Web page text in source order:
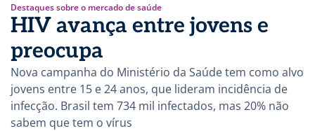
Destaques sobre o mercado de saúde
HIV avança entre jovens e
preocupa
Nova campanha do Ministério da Saúde tem como alvo
jovens entre 15 e 24 anos, que lideram incidência de
infecção. Brasil tem 734 mil infectados, mas 20% não
sabem que tem o vírus